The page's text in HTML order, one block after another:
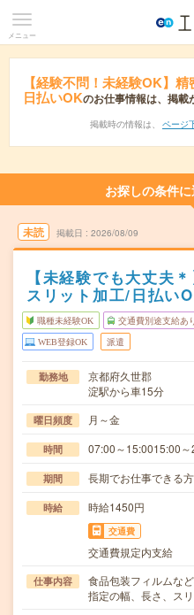
メニュー
【経験不問！未経験OK】
日払いOKのお仕事情報は、掲載
掲載時の情報は、 ページ
お探しの条件
未読 掲載日 2026/08/09
【未経験でも大丈夫
スリット加工/日払い
職種未経験OK 交通費別途支給あ
WEB登録OK 派遣
勤務地
京都府久世郡
淀駅から車15分
曜日頻度 月～金
時間 07:00～15:0015:00～
期間 長期でお仕事できる
時給 時給1450円
交通費
交通費規定内支給
仕事内容
食品包装フィルムな
指定の幅、長さ、ス